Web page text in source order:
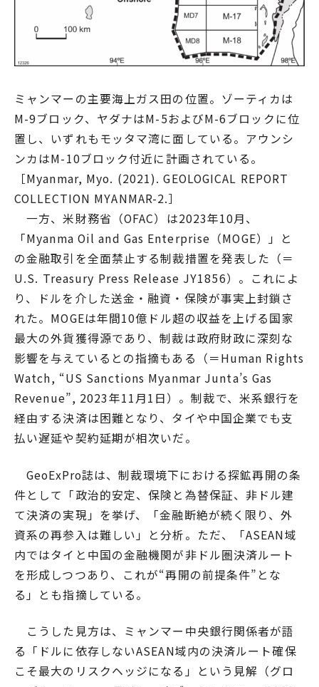
ミャンマーの主要海上ガス田の位置。ゾーティカは
M-9ブロック、ヤダナはM-5およびM-6ブロックに位
置し、いずれもモッタマ湾に面している。アウンシ
ンカはM-10ブロック付近に計画されている。
［Myanmar, Myo. (2021). GEOLOGICAL REPORT
COLLECTION MYANMAR-2.］
一方、米財務省（OFAC）は2023年10月、
「Myanma Oil and Gas Enterprise（MOGE）」と
の金融取引を全面禁止する制裁措置を発表した（＝
U.S. Treasury Press Release JY1856）。これによ
り、ドルを介した送金・融資・保険が事実上封鎖さ
れた。MOGEは年間10億ドル超の収益を上げる国家
最大の外貨獲得源であり、制裁は政府財政に深刻な
影響を与えているとの指摘もある（＝Human Rights
Watch, “US Sanctions Myanmar Junta’s Gas
Revenue”, 2023年11月1日）。制裁で、米系銀行を
経由する決済は困難となり、タイや中国企業でも支
払い遅延や契約延期が相次いだ。
GeoExPro誌は、制裁環境下における探鉱再開の条
件として「政治的安定、保険と為替保証、非ドル建
て決済の実現」を挙げ、「金融断絶が続く限り、外
資系の再参入は難しい」と分析。ただ、「ASEAN域
内ではタイと中国の金融機関が非ドル圏決済ルート
を形成しつつあり、これが“再開の前提条件”とな
る」とも指摘している。
こうした見方は、ミャンマー中央銀行関係者が語
る「ドルに依存しないASEAN域内の決済ルート確保
こそ最大のリスクヘッジになる」という見解（グロ